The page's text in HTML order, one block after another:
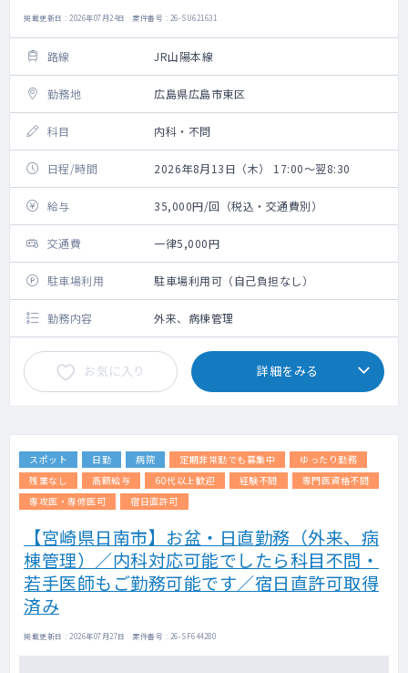
掲載更新日 : 2026年07月24日 案件番号 : 26-SU621631
路線 JR山陽本線
勤務地 広島県広島市東区
科目 内科・不問
日程/時間 2026年8月13日（木） 17:00～翌8:30
給与 35,000円/回（税込・交通費別）
交通費 一律5,000円
駐車場利用 駐車場利用可（自己負担なし）
勤務内容 外来、病棟管理
お気に入り 詳細をみる
スポット 日勤 病院 定期非常勤でも募集中
ゆったり勤務
残業なし
高額給与 60代以上歓迎 経験不問
専門医資格不問
専攻医・専修医可
宿日直許可
【宮崎県日南市】お盆・日直勤務（外来、病
棟管理）／内科対応可能でしたら科目不問・
若手医師もご勤務可能です／宿日直許可取得
済み
掲載更新日 : 2026年07月27日 案件番号 : 26-SF644280